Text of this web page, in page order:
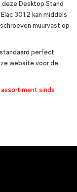
deze Desktop Stand
301.2 kan middels
muurvast op
perfect
website voor de
sinds